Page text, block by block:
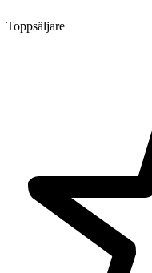
Toppsäljare